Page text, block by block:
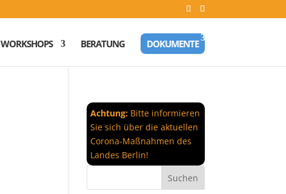
WORKSHOPS BERATUNG DOKUMENTE
Achtung: Bitte informieren
Sie sich über die aktuellen
Corona-Maßnahmen des
Landes Berlin!